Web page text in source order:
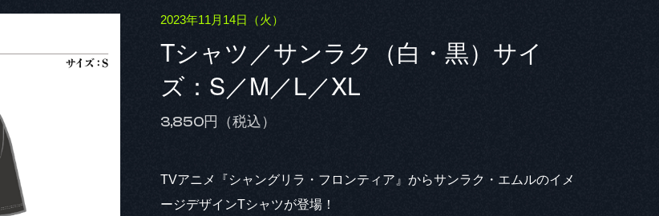
2023年11月14日（火）
Tシャツ／サンラク（白・黒）サイ
ズ：S／M／L／XL
3,850円（税込）
TVアニメ『シャングリラ・フロンティア』からサンラク・エムルのイメ
ージデザインTシャツが登場！